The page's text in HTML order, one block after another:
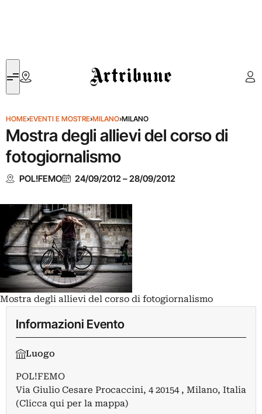
Artribune
HOME›EVENTI E MOSTRE›MILANO›MILANO
Mostra degli allievi del corso di
fotogiornalismo
POL!FEMO 24/09/2012–28/09/2012
Mostra degli allievi del corso di fotogiornalismo
Informazioni Evento
Luogo
POL!FEMO
Via Giulio Cesare Procaccini, 4 20154 , Milano, Italia
(Clicca qui per la mappa)